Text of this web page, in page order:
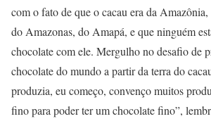
com o fato de que o cacau era da
do Amazonas, do Amapá, e que ninguém
chocolate com ele. Mergulho no desafio de
chocolate do mundo a partir da terra do
produzia, eu começo, convenço muitos
fino para poder ter um chocolate fino”,